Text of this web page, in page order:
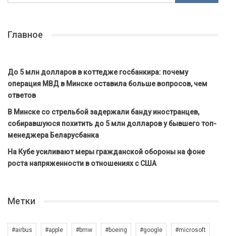
Главное
До 5 млн долларов в коттедже госбанкира: почему
операция МВД в Минске оставила больше вопросов, чем
ответов
В Минске со стрельбой задержали банду иностранцев,
собиравшуюся похитить до 5 млн долларов у бывшего топ-
менеджера Беларусбанка
На Кубе усиливают меры гражданской обороны на фоне
роста напряженности в отношениях с США
Метки
#airbus #apple #bmw #boeing #google #microsoft